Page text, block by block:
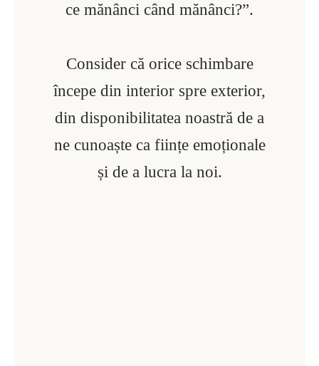
ce mănânci când mănânci?”.
Consider că orice schimbare
începe din interior spre exterior,
din disponibilitatea noastră de a
ne cunoaște ca ființe emoționale
și de a lucra la noi.